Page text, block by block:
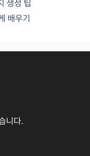
생성 팁
배우기
니다.